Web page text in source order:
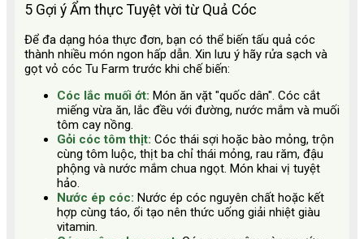
5 Gợi ý Ẩm thực Tuyệt vời từ Quả Cóc
Để đa dạng hóa thực đơn, bạn có thể biến tấu quả cóc
thành nhiều món ngon hấp dẫn. Xin lưu ý hãy rửa sạch và
gọt vỏ cóc Tu Farm trước khi chế biến:
Cóc lắc muối ớt: Món ăn vặt "quốc dân". Cóc cắt
miếng vừa ăn, lắc đều với đường, nước mắm và muối
tôm cay nồng.
Gỏi cóc tôm thịt: Cóc thái sợi hoặc bào mỏng, trộn
cùng tôm luộc, thịt ba chỉ thái mỏng, rau răm, đậu
phộng và nước mắm chua ngọt. Món khai vị tuyệt
hảo.
Nước ép cóc: Nước ép cóc nguyên chất hoặc kết
hợp cùng táo, ổi tạo nên thức uống giải nhiệt giàu
vitamin.